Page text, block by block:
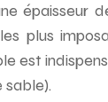
épaisseur
plus
est
sable).